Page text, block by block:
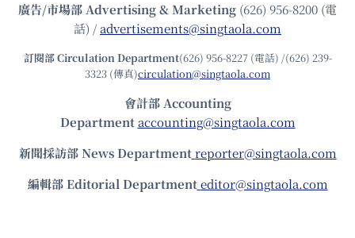
廣告/市場部Advertising & Marketing (626) 956-8200 (電
話) /advertisements@singtaola.com
訂閱部 Circulation Department(626) 956-8227 (電話) /(626) 239-
3323 (傳真)circulation@singtaola.com
會計部 Accounting
Department accounting@singtaola.com
新聞採訪部 News Department reporter@singtaola.com
編輯部 Editorial Department editor@singtaola.com